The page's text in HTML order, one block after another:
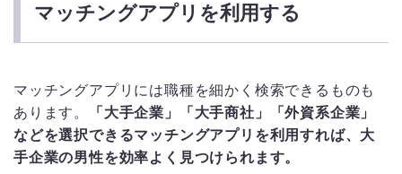
マッチングアプリを利用する
マッチングアプリには職種を細かく検索できるものも
あります。
「大手企業」「大手商社」「外資系企業」
などを選択できるマッチングアプリを利用すれば、大
手企業の男性を効率よく見つけられます。